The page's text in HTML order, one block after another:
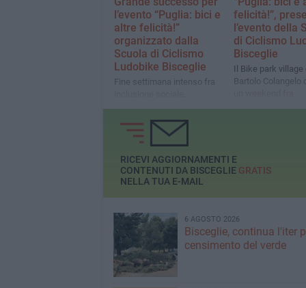
l’evento “Puglia: bici e
altre felicità!”
organizzato dalla
Scuola di Ciclismo
Ludobike Bisceglie
Fine settimana intenso fra
divertimento per i bambini
felicità!”,
l’evento della
di Ciclismo
Bisceglie
Il Bike park village
Bartolo Colangelo
RICEVI AGGIORNAMENTI E
CONTENUTI DA BISCEGLIE GRATIS
NELLA TUA E-MAIL
6 AGOSTO 2026
Bisceglie, continua l'iter
censimento del verde